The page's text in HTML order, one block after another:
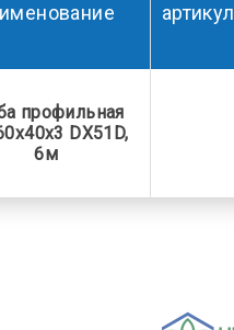
артикул
профильная
DX51D,
6м